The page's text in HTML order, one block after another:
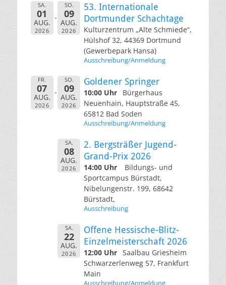
SA.
01
AUG.
2026
SO.
09
AUG.
2026
53. Internationale
Dortmunder Schachtage
Kulturzentrum „Alte Schmiede“,
Hülshof 32, 44369 Dortmund
(Gewerbepark Hansa)
Ausschreibung/Anmeldung
FR.
07
AUG.
2026
SO.
09
AUG.
2026
Goldener Springer
10:00 Uhr
Bürgerhaus
Neuenhain, Hauptstraße 45,
65812 Bad Soden
Ausschreibung/Anmeldung
SA.
08
AUG.
2026
2. Bergsträßer Jugend-
Grand-Prix 2026
14:00 Uhr
Bildungs- und
Sportcampus Bürstadt,
Nibelungenstr. 199, 68642
Bürstadt,
Ausschreibung
SA.
22
AUG.
2026
Offene Hessische-Blitz-
Einzelmeisterschaft 2026
12:00 Uhr Saalbau Griesheim
Schwarzerlenweg 57, Frankfurt
Main
Ausschreibung/Anmeldung